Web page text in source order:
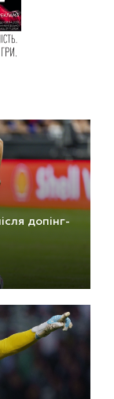
допінг-